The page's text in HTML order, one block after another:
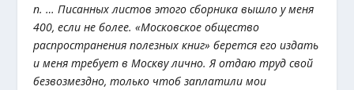
п. … Писанных листов этого сборника вышло у меня
400, если не более. «Московское общество
распространения полезных книг» берется его издать
и меня требует в Москву лично. Я отдаю труд свой
безвозмездно, только чтоб заплатили мои